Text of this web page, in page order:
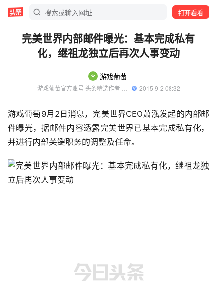
打开看看
完美世界内部邮件曝光：基本完成私有
化，继祖龙独立后再次人事变动
游戏葡萄
  2015-9-2 08:32
游戏葡萄9月2日消息，完美世界CEO萧泓发起的内部邮
件曝光，据邮件内容透露完美世界已基本完成私有化，
并进行内部关键职务的调整及任命。